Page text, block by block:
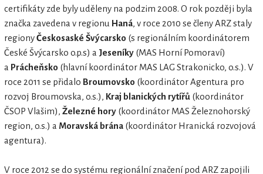
certifikáty zde byly uděleny na podzim 2008. O rok později byla
značka zavedena v regionu Haná, v roce 2010 se členy ARZ staly
regionyČeskosaské Švýcarsko (s regionálním koordinátorem
České Švýcarsko o.p.s) a Jeseníky(MAS Horní Pomoraví)
a Prácheňsko (hlavní koordinátor MAS LAG Strakonicko, o.s.). V
roce 2011 se přidalo Broumovsko (koordinátor Agentura pro
rozvoj Broumovska, o.s.), Kraj blanických rytířů(koordinátor
ČSOP Vlašim), Železné hory(koordinátor MAS Železnohorský
region, o.s.) a Moravská brána(koordinátor Hranická rozvojová
agentura).
V roce 2012 se do systému regionální značení pod ARZ zapojili